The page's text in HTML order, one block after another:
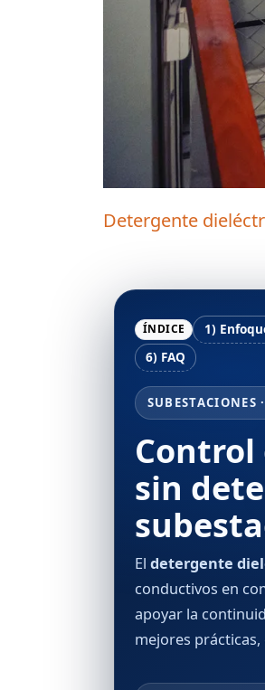
Detergente
ÍNDICE 1)
6) FAQ
sin
El detergente
conductivos en
apoyar la
mejores